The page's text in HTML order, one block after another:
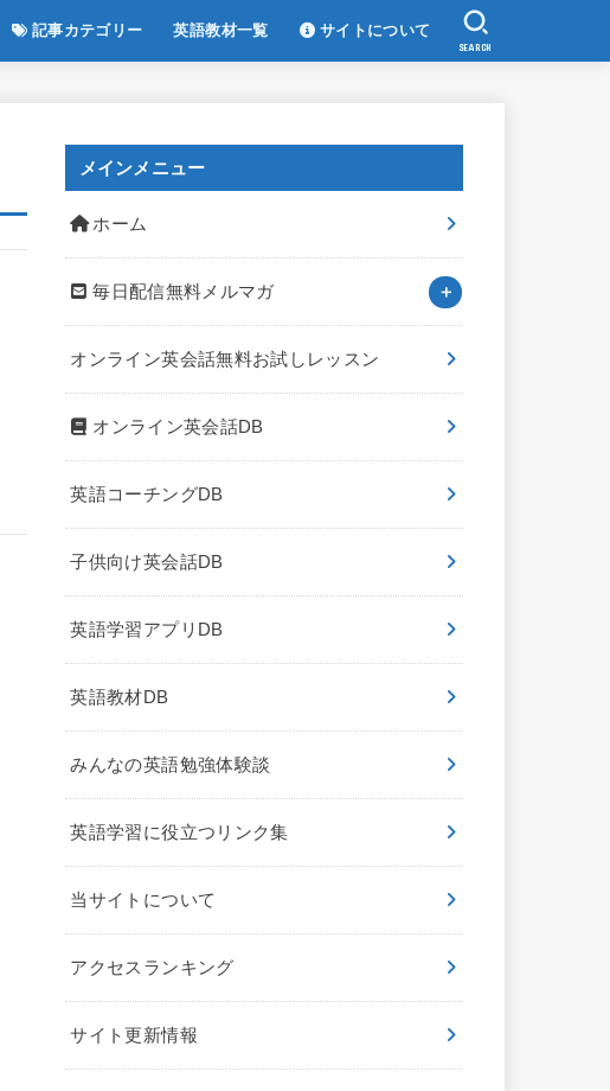
記事カテゴリー 英語教材一覧 サイトについて
SEARCH
メインメニュー
ホーム
毎日配信無料メルマガ
オンライン英会話無料お試しレッスン
オンライン英会話DB
英語コーチングDB
子供向け英会話DB
英語学習アプリDB
英語教材DB
みんなの英語勉強体験談
英語学習に役立つリンク集
当サイトについて
アクセスランキング
サイト更新情報